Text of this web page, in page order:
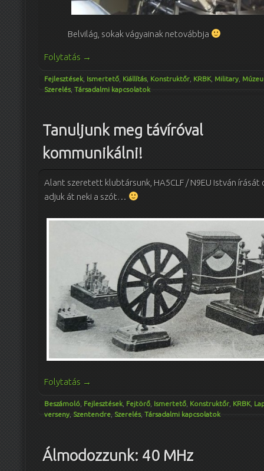
Belvilág, sokak vágyainak netovábbja
Folytatás →
Fejlesztések Ismertető Kiállítás, Konstruktőr KRBK, Military
Szerelés, Társadalmi kapcsolatok
Tanuljunk meg távíróval
kommunikálni!
Alant szeretett klubtársunk, HA5CLF / N9EU István
adjuk át neki a szót…
Folytatás →
Beszámoló Fejlesztések Fejtörő Ismertető Konstruktőr KRBK,
verseny Szentendre Szerelés, Társadalmi kapcsolatok
Álmodozzunk: 40 MHz